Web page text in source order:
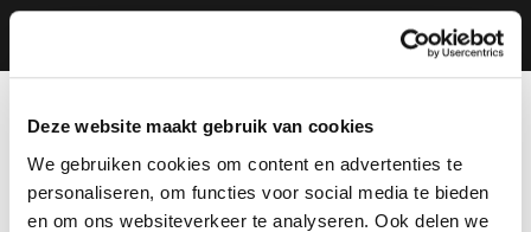
Deze website maakt gebruik van cookies
We gebruiken cookies om content en advertenties te
personaliseren, om functies voor social media te bieden
en om ons websiteverkeer te analyseren. Ook delen we